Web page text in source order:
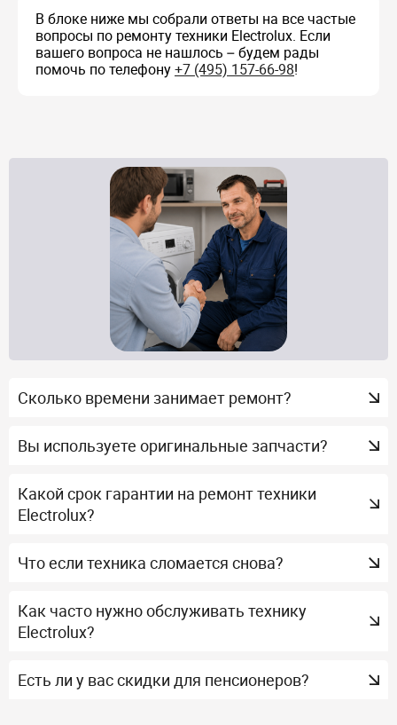
В блоке ниже мы собрали ответы на все частые
вопросы по ремонту техники Electrolux. Если
вашего вопроса не нашлось – будем рады
помочь по телефону+7 (495) 157-66-98!
Сколько времени занимает ремонт?
Вы используете оригинальные запчасти?
Какой срок гарантии на ремонт техники
Electrolux?
Что если техника сломается снова?
Как часто нужно обслуживать технику
Electrolux?
Есть ли у вас скидки для пенсионеров?